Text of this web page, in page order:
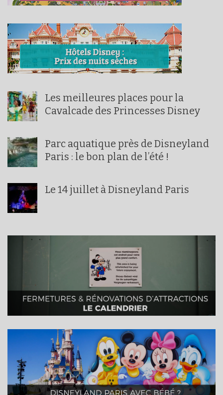
Les meilleures places pour la
Cavalcade des Princesses Disney
Parc aquatique près de Disneyland
Paris : le bon plan de l’été !
Le 14 juillet à Disneyland Paris